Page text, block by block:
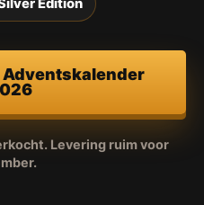
Edition
Adventskalender
Levering ruim voor